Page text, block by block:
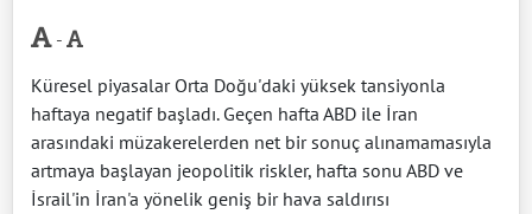
-
Küresel piyasalar Orta Doğu'daki yüksek tansiyonla
haftaya negatif başladı. Geçen hafta ABD ile İran
arasındaki müzakerelerden net bir sonuç alınamamasıyla
artmaya başlayan jeopolitik riskler, hafta sonu ABD ve
İsrail'in İran'a yönelik geniş bir hava saldırısı